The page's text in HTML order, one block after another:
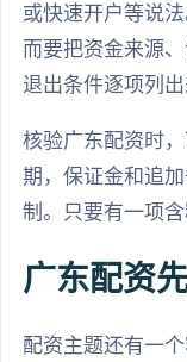
或快速开户等说
而要把资金来源
退出条件逐项列出
核验广东配资时
期，保证金和追
制。只要有一项
广东配资
配资主题还有一